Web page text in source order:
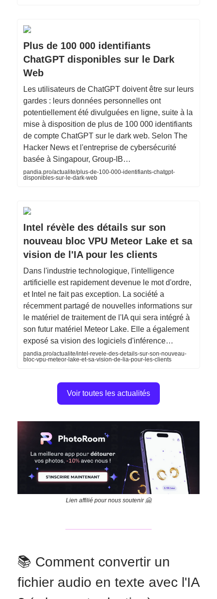
Plus de 100 000 identifiants
ChatGPT disponibles sur le Dark
Web
Les utilisateurs de ChatGPT doivent être sur leurs
gardes : leurs données personnelles ont
potentiellement été divulguées en ligne, suite à la
mise à disposition de plus de 100 000 identifiants
de compte ChatGPT sur le dark web. Selon The
Hacker News et l'entreprise de cybersécurité
basée à Singapour, Group-IB…
pandia.pro/actualite/plus-de-100-000-identifiants-chatgpt-
disponibles-sur-le-dark-web
Intel révèle des détails sur son
nouveau bloc VPU Meteor Lake et sa
vision de l'IA pour les clients
Dans l'industrie technologique, l'intelligence
artificielle est rapidement devenue le mot d'ordre,
et Intel ne fait pas exception. La société a
récemment partagé de nouvelles informations sur
le matériel de traitement de l'IA qui sera intégré à
son futur matériel Meteor Lake. Elle a également
exposé sa vision des logiciels d'inférence…
pandia.pro/actualite/intel-revele-des-details-sur-son-nouveau-
bloc-vpu-meteor-lake-et-sa-vision-de-lia-pour-les-clients
Voir toutes les actualités
Lien affilié pour nous soutenir 🤗
📚 Comment convertir un
fichier audio en texte avec l'IA